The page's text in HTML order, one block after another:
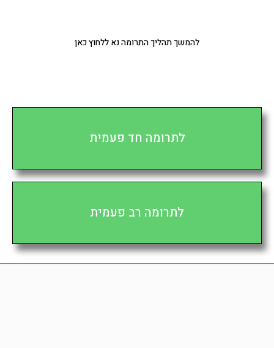
להמשך תהליך התרומה נא ללחוץ כאן
לתרומה חד פעמית
לתרומה רב פעמית